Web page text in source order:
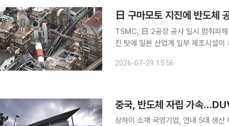
日 구마모토 지진에 반도체
TSMC, 日 2공장 공사 일시 멈춰피해 여부 확인 위
진 탓에 일본 산업계 일부 제조시설
해 2공장 건설을 일시 중단했다. 여진
2026-07-29 15:56
중국, 반도체 자립 가속
상하이 소재 국영기업, 연내 5대 생